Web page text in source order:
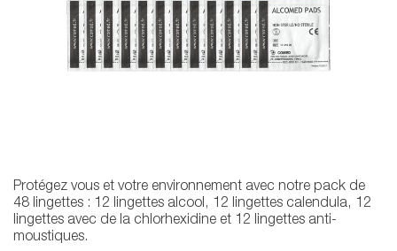
Protégez vous et votre environnement avec notre pack de
48 lingettes : 12 lingettes alcool, 12 lingettes calendula, 12
lingettes avec de la chlorhexidine et 12 lingettes anti-
moustiques.